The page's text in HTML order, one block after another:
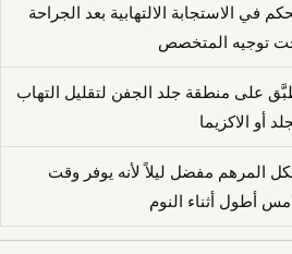
في الاستجابة الالتهابية بعد الجراحة
توجيه المتخصص
على منطقة جلد الجفن لتقليل التهاب
أو الاكزيما
المرهم مفضل ليلاً لأنه يوفر وقت
أطول أثناء النوم